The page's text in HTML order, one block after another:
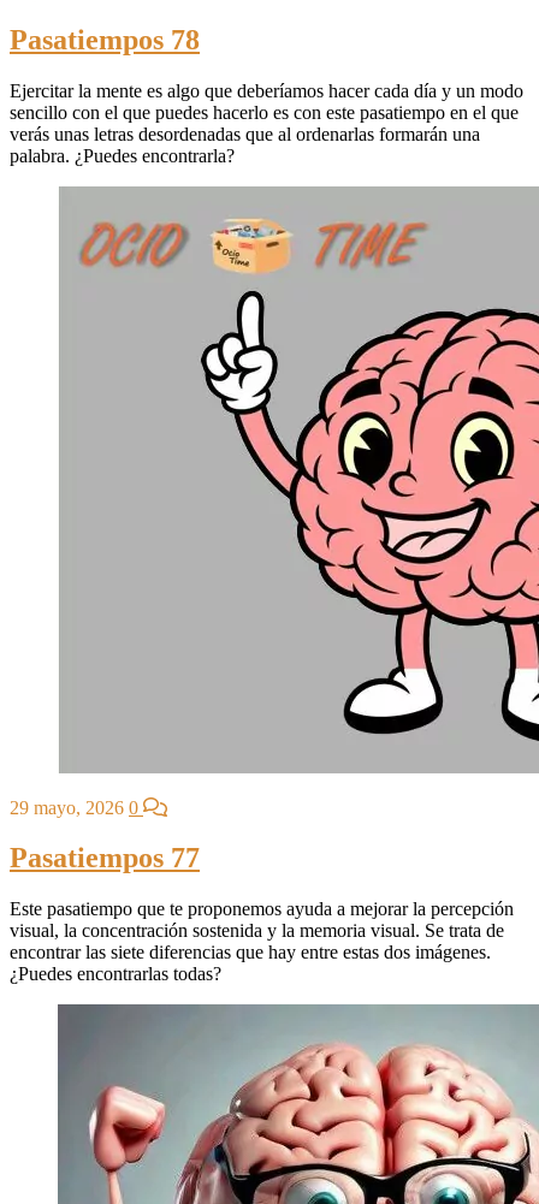
Pasatiempos 78
Ejercitar la mente es algo que deberíamos hacer cada día y un modo
sencillo con el que puedes hacerlo es con este pasatiempo en el que
verás unas letras desordenadas que al ordenarlas formarán una
palabra. ¿Puedes encontrarla?
29 mayo, 2026 0
Pasatiempos 77
Este pasatiempo que te proponemos ayuda a mejorar la percepción
visual, la concentración sostenida y la memoria visual. Se trata de
encontrar las siete diferencias que hay entre estas dos imágenes.
¿Puedes encontrarlas todas?